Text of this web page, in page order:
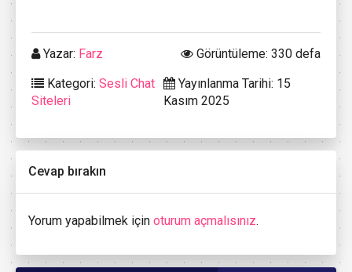
Yazar: Farz
Görüntüleme: 330 defa
Kategori: Sesli Chat
Siteleri
Yayınlanma Tarihi: 15
Kasım 2025
Cevap bırakın
Yorum yapabilmek için oturum açmalısınız.